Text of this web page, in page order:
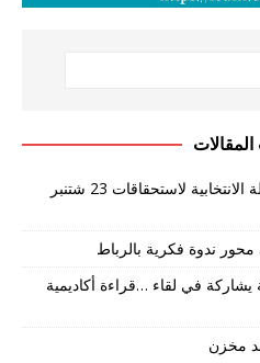
إعلان بشأن المشاركة في الملاحظة الانتخابية لاستحقاقات 23 شتنبر
محور ندوة فكرية بالرباط
يشاركة في لقاء …قراءة أكاديمية
مخزن